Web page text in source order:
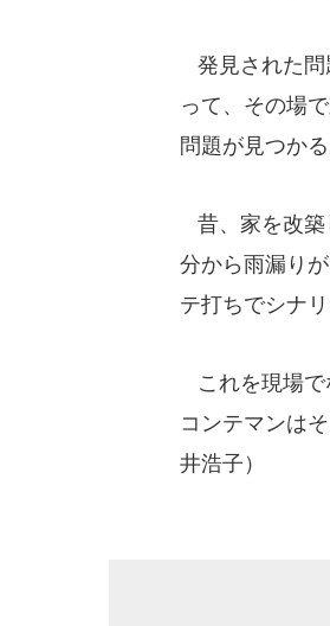
発見された問
って、その場
問題が見つかる
昔、家を改築
分から雨漏り
テ打ちでシナ
これを現場で
コンテマンは
井浩子）